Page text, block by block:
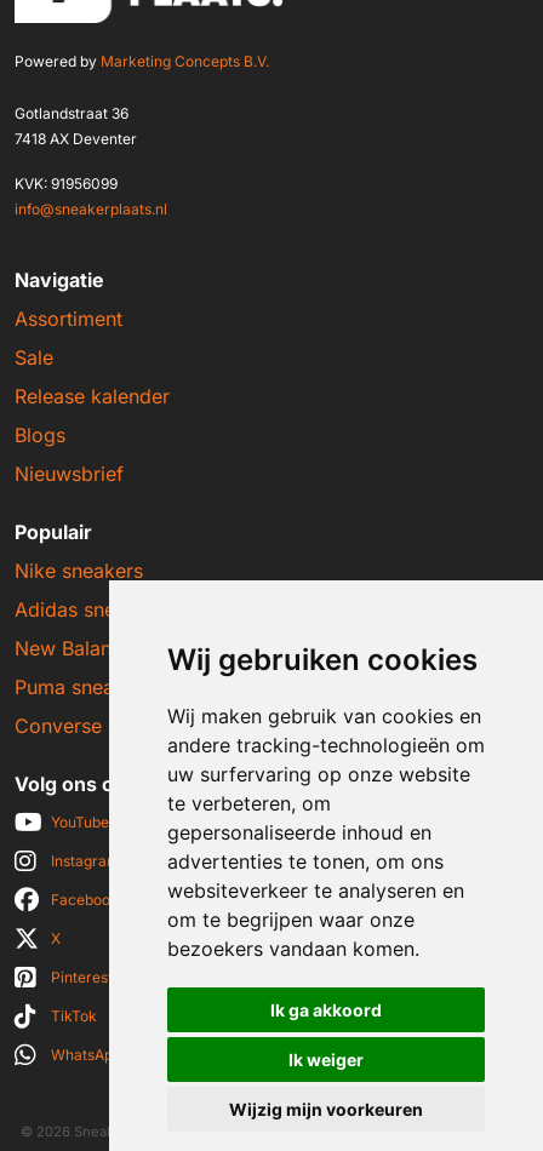
Wij gebruiken cookies
Wij maken gebruik van cookies en
andere tracking-technologieën om
uw surfervaring op onze website
te verbeteren, om
gepersonaliseerde inhoud en
advertenties te tonen, om ons
websiteverkeer te analyseren en
om te begrijpen waar onze
bezoekers vandaan komen.
Ik ga akkoord
Ik weiger
Wijzig mijn voorkeuren
Powered by Marketing Concepts B.V.
Gotlandstraat 36
7418 AX Deventer
KVK: 91956099
info@sneakerplaats.nl
Navigatie
Assortiment
Sale
Release kalender
Blogs
Nieuwsbrief
Populair
Nike sneakers
Adidas sneakers
New Balance sneakers
Puma sneakers
Converse sneakers
Volg ons op social media
YouTube
Instagram
Facebook
X
Pinterest
TikTok
WhatsApp
© 2026 Sneakerplaats.nl